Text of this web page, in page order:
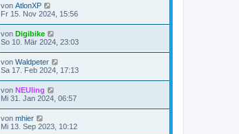
von AtlonXP
Fr 15. Nov 2024, 15:56
von Digibike
So 10. Mär 2024, 23:03
von Waldpeter
Sa 17. Feb 2024, 17:13
von NEUling
Mi 31. Jan 2024, 06:57
von mhier
Mi 13. Sep 2023, 10:12